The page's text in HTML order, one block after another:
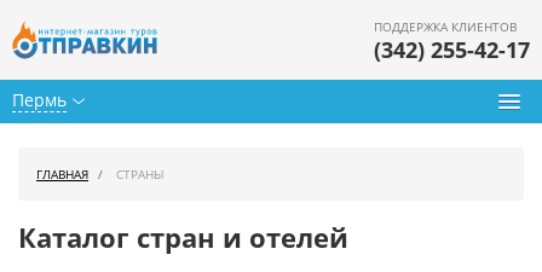
Пермь
ПОДДЕРЖКА КЛИЕНТОВ
(342) 255-42-17
ГЛАВНАЯ СТРАНЫ
Каталог стран и отелей